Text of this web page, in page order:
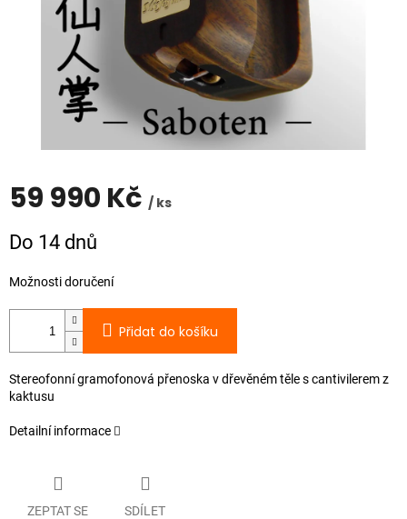
59 990 Kč / ks
cena:
Do 14 dnů
Možnosti doručení
Přidat do košíku
Stereofonní gramofonová přenoska v dřevěném těle s cantivilerem z
kaktusu
Detailní informace
ZEPTAT SE SDÍLET